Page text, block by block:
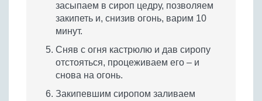
засыпаем в сироп цедру, позволяем
закипеть и, снизив огонь, варим 10
минут.
Сняв с огня кастрюлю и дав сиропу
отстояться, процеживаем его – и
снова на огонь.
Закипевшим сиропом заливаем